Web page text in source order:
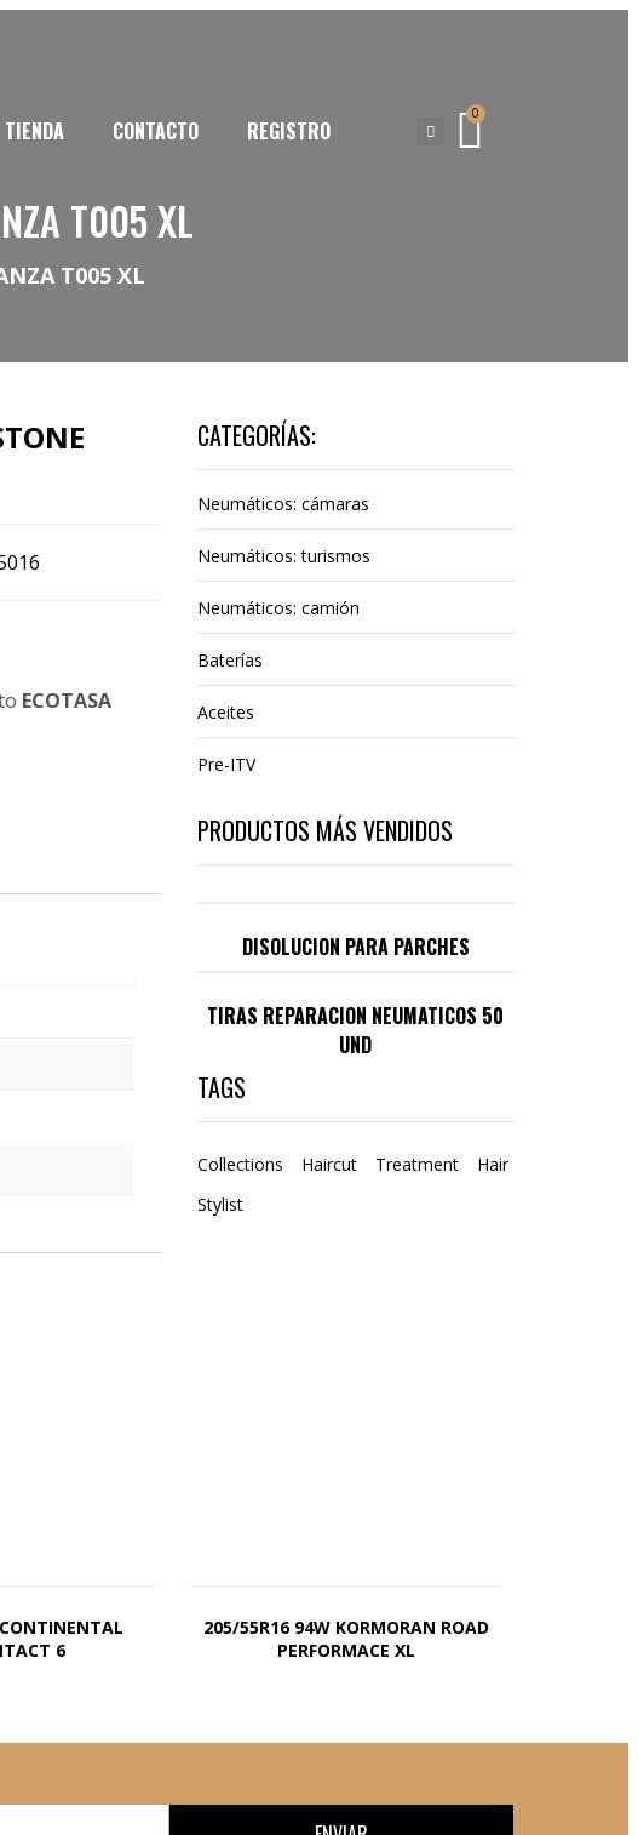
TIENDA CONTACTO REGISTRO
0
T005 XL
T005 XL
ECOTASA
CATEGORÍAS:
Neumáticos: cámaras
Neumáticos: turismos
Neumáticos: camión
Baterías
Aceites
Pre-ITV
PRODUCTOS MÁS VENDIDOS
DISOLUCION PARA PARCHES
TIRAS REPARACION NEUMATICOS 50
UND
TAGS
Collections Haircut Treatment
Hair
Stylist
6
205/55R16 94W KORMORAN ROAD
PERFORMACE XL